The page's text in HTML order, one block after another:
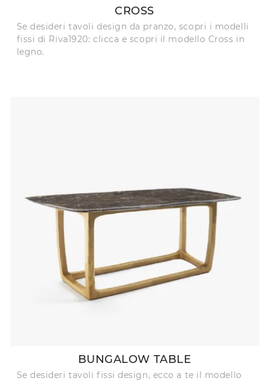
CROSS
Se desideri tavoli design da pranzo, scopri i modelli
fissi di Riva1920: clicca e scopri il modello Cross in
legno.
BUNGALOW TABLE
Se desideri tavoli fissi design, ecco a te il modello